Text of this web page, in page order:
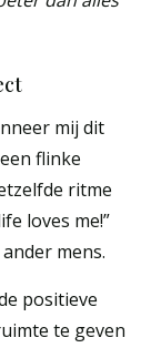
mij dit
flinke
ritme
loves me!”
mens.
positieve
te geven